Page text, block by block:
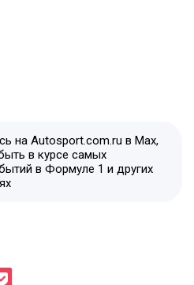
на Autosport.com.ru в Max,
в курсе самых
в Формуле 1 и других